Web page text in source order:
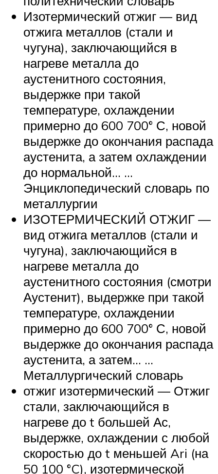
Изотермический отжиг — вид
отжига металлов (стали и
чугуна), заключающийся в
нагреве металла до
аустенитного состояния,
выдержке при такой
температуре, охлаждении
примерно до 600 700° С, новой
выдержке до окончания распада
аустенита, а затем охлаждении
до нормальной… …
Энциклопедический словарь по
металлургии
ИЗОТЕРМИЧЕСКИЙ ОТЖИГ —
вид отжига металлов (стали и
чугуна), заключающийся в
нагреве металла до
аустенитного состояния (смотри
Аустенит), выдержке при такой
температуре, охлаждении
примерно до 600 700° С, новой
выдержке до окончания распада
аустенита, а затем… …
Металлургический словарь
отжиг изотермический — Отжиг
стали, заключающийся в
нагреве до t большей Ас,
выдержке, охлаждении с любой
скоростью до t меньшей Ari (на
50 100 °C), изотермической